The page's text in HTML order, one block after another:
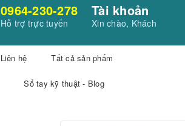
0964-230-278
Hỗ trợ trực tuyến
Tài khoản
Xin chào, Khách
Liên hệ Tất cả sản phẩm
Sổ tay kỹ thuật - Blog